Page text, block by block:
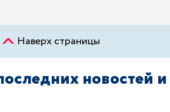
Наверх страницы
новостей